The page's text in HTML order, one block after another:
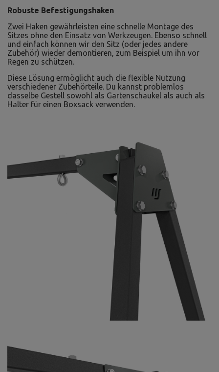
Robuste Befestigungshaken
Zwei Haken gewährleisten eine schnelle Montage des
Sitzes ohne den Einsatz von Werkzeugen. Ebenso schnell
und einfach können wir den Sitz (oder jedes andere
Zubehör) wieder demontieren, zum Beispiel um ihn vor
Regen zu schützen.
Diese Lösung ermöglicht auch die flexible Nutzung
verschiedener Zubehörteile. Du kannst problemlos
dasselbe Gestell sowohl als Gartenschaukel als auch als
Halter für einen Boxsack verwenden.